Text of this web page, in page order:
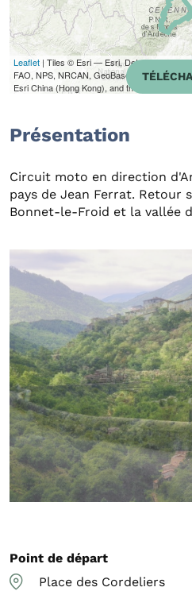
Leaflet | Tiles © Esri — Esri, DeLorme,
FAO, NPS, NRCAN, GeoBase, Kadaster NL,
Esri China (Hong Kong), and the GIS User
Présentation
Circuit moto en direction
pays de Jean Ferrat. Retour
Bonnet-le-Froid et la vallée
Point de départ
Place des Cordeliers